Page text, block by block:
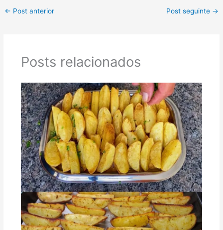
← Post anterior Post seguinte →
Posts relacionados